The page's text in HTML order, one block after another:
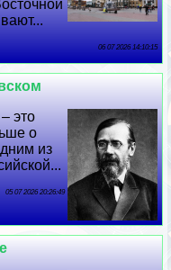
06 07 2026 14:10:15
это
о
из
05 07 2026 20:26:49